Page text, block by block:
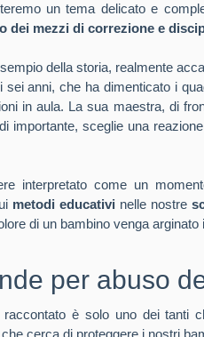
un tema delicato e
dei mezzi di correzione e
della storia, realmente
sei anni, che ha dimenticato i
in aula. La sua maestra, di
importante, sceglie una
interpretato come un
metodi educativi nelle nostre
di un bambino venga arginato
per abuso
raccontato è solo uno dei tanti
cerca di proteggere i nostri